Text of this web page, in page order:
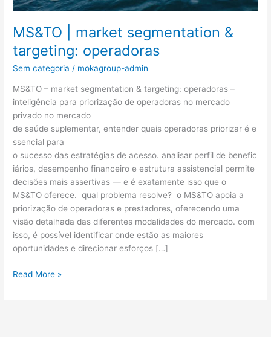
MS&TO | market segmentation &
targeting: operadoras
Sem categoria / mokagroup-admin
MS&TO – market segmentation & targeting: operadoras –
inteligência para priorização de operadoras no mercado
privado no mercado
de saúde suplementar, entender quais operadoras priorizar é e
ssencial para
o sucesso das estratégias de acesso. analisar perfil de benefic
iários, desempenho financeiro e estrutura assistencial permite
decisões mais assertivas — e é exatamente isso que o
MS&TO oferece. qual problema resolve? o MS&TO apoia a
priorização de operadoras e prestadores, oferecendo uma
visão detalhada das diferentes modalidades do mercado. com
isso, é possível identificar onde estão as maiores
oportunidades e direcionar esforços […]
Read More »